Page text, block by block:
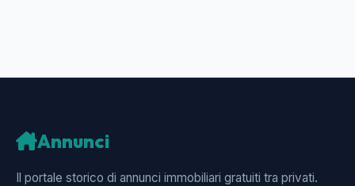
Annunci
Il portale storico di annunci immobiliari gratuiti tra privati.